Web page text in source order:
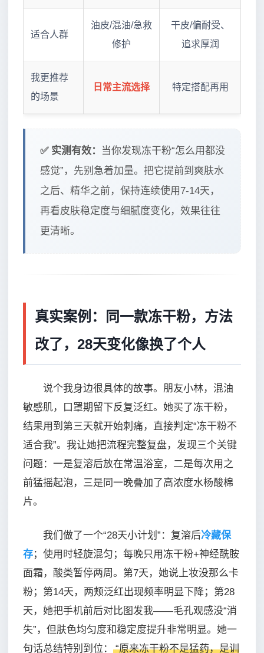
适合人群
油皮/混油/急救
修护
干皮/偏耐受、
追求厚润
我更推荐
的场景
日常主流选择 特定搭配再用
✅ 实测有效：
当你发现冻干粉“怎么用都没
感觉”，先别急着加量。把它提前到爽肤水
之后、精华之前，保持连续使用7-14天，
再看皮肤稳定度与细腻度变化，效果往往
更清晰。
真实案例：同一款冻干粉，方法
改了，28天变化像换了个人
说个我身边很具体的故事。朋友小林，混油
敏感肌，口罩期留下反复泛红。她买了冻干粉，
结果用到第三天就开始刺痛，直接判定“冻干粉不
适合我”。我让她把流程完整复盘，发现三个关键
问题：一是复溶后放在常温浴室，二是每次用之
前猛摇起泡，三是同一晚叠加了高浓度水杨酸棉
片。
我们做了一个“28天小计划”：复溶后冷藏保
存；使用时轻旋混匀；每晚只用冻干粉+神经酰胺
面霜，酸类暂停两周。第7天，她说上妆没那么卡
粉；第14天，两颊泛红出现频率明显下降；第28
天，她把手机前后对比图发我——毛孔观感没“消
失”，但肤色均匀度和稳定度提升非常明显。她一
句话总结特别到位：
“原来冻干粉不是猛药，是训